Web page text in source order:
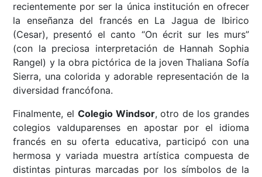
recientemente por ser la única institución en ofrecer
la enseñanza del francés en La Jagua de Ibirico
(Cesar), presentó el canto “On écrit sur les murs”
(con la preciosa interpretación de Hannah Sophia
Rangel) y la obra pictórica de la joven Thaliana Sofía
Sierra, una colorida y adorable representación de la
diversidad francófona.
Finalmente, el Colegio Windsor, otro de los grandes
colegios valduparenses en apostar por el idioma
francés en su oferta educativa, participó con una
hermosa y variada muestra artística compuesta de
distintas pinturas marcadas por los símbolos de la